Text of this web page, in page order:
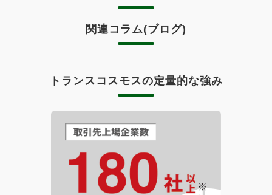
関連コラム(ブログ)
トランスコスモスの定量的な強み